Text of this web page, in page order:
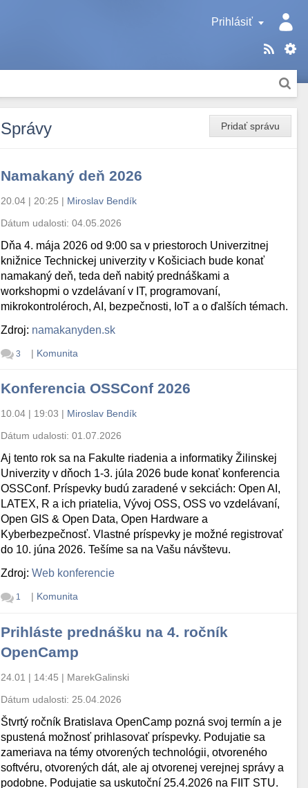
Prihlásiť
Pridať správu
Správy
Namakaný deň 2026
20.04 | 20:25 | Miroslav Bendík
Dátum udalosti:04.05.2026
Dňa 4. mája 2026 od 9:00 sa v priestoroch Univerzitnej
knižnice Technickej univerzity v Košiciach bude konať
namakaný deň, teda deň nabitý prednáškami a
workshopmi o vzdelávaní v IT, programovaní,
mikrokontroléroch, AI, bezpečnosti, IoT a o ďalších témach.
Zdroj: namakanyden.sk
3 | Komunita
Konferencia OSSConf 2026
10.04 | 19:03 | Miroslav Bendík
Dátum udalosti:01.07.2026
Aj tento rok sa na Fakulte riadenia a informatiky Žilinskej
Univerzity v dňoch 1-3. júla 2026 bude konať konferencia
OSSConf. Príspevky budú zaradené v sekciách: Open AI,
LATEX, R a ich priatelia, Vývoj OSS, OSS vo vzdelávaní,
Open GIS & Open Data, Open Hardware a
Kyberbezpečnosť. Vlastné príspevky je možné registrovať
do 10. júna 2026. Tešíme sa na Vašu návštevu.
Zdroj:Web konferencie
1 | Komunita
Prihláste prednášku na 4. ročník
OpenCamp
24.01 | 14:45 | MarekGalinski
Dátum udalosti: 25.04.2026
Štvrtý ročník Bratislava OpenCamp pozná svoj termín a je
spustená možnosť prihlasovať príspevky. Podujatie sa
zameriava na témy otvorených technológii, otvoreného
softvéru, otvorených dát, ale aj otvorenej verejnej správy a
podobne. Podujatie sa uskutoční 25.4.2026 na FIIT STU.